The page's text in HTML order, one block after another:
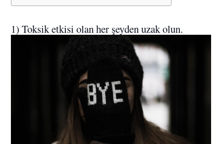
1) Toksik etkisi olan her şeyden uzak olun.